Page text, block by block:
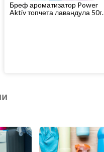
Бреф ароматизатор Power
Aktiv топчета лавандула 50г.